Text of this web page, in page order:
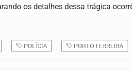
os detalhes dessa trágica
POLÍCIA PORTO FERREIRA